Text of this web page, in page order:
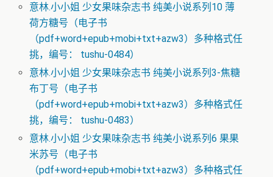
意林.小小姐 少女果味杂志书 纯美小说系列10 薄
荷方糖号（电子书
（pdf+word+epub+mobi+txt+azw3）多种格式任
挑，编号： tushu-0484）
意林.小小姐 少女果味杂志书 纯美小说系列3-焦糖
布丁号（电子书
（pdf+word+epub+mobi+txt+azw3）多种格式任
挑，编号： tushu-0483）
意林.小小姐 少女果味杂志书 纯美小说系列6 果果
米苏号（电子书
（pdf+word+epub+mobi+txt+azw3）多种格式任